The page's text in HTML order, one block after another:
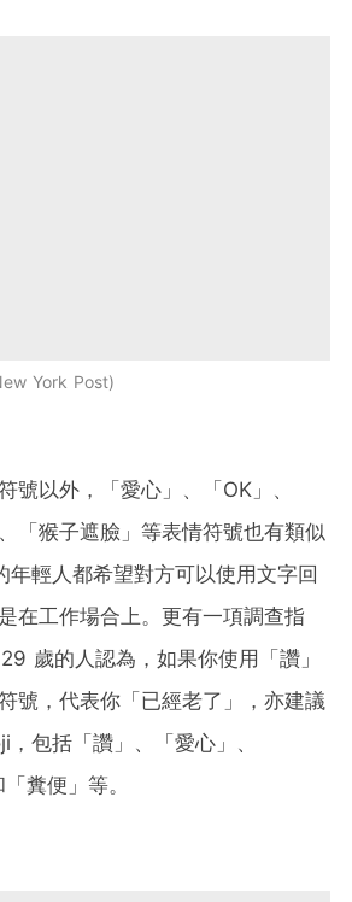
York Post
號以外，「愛心」、「OK」、
「猴子遮臉」等表情符號也有類似
年輕人都希望對方可以使用文字回
在工作場合上。更有一項調查指
歲的人認為，如果你使用「讚」
號，代表你「已經老了」，亦建議
包括「讚」、「愛心」、
糞便」等。